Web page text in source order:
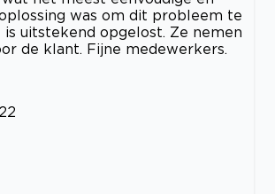
was om dit probleem te
uitstekend opgelost. Ze nemen
de klant. Fijne medewerkers.